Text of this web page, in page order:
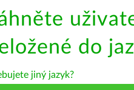
do
jiný jazyk?